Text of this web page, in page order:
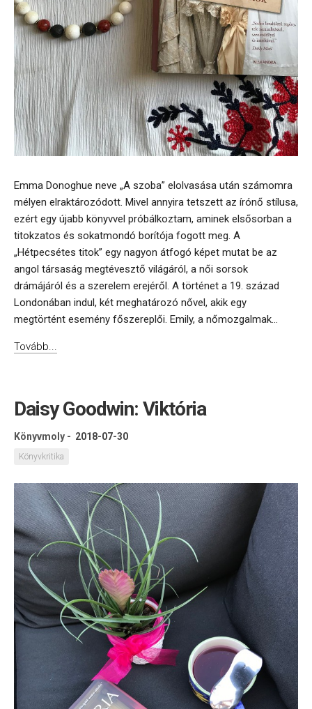
Emma Donoghue neve „A szoba” elolvasása után számomra
mélyen elraktározódott. Mivel annyira tetszett az írónő stílusa,
ezért egy újabb könyvvel próbálkoztam, aminek elsősorban a
titokzatos és sokatmondó borítója fogott meg. A
„Hétpecsétes titok” egy nagyon átfogó képet mutat be az
angol társaság megtévesztő világáról, a női sorsok
drámájáról és a szerelem erejéről. A történet a 19. század
Londonában indul, két meghatározó nővel, akik egy
megtörtént esemény főszereplői. Emily, a nőmozgalmak...
Tovább...
Daisy Goodwin: Viktória
Könyvmoly - 2018-07-30
Könyvkritika